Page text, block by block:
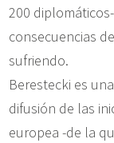
200
consecuencias
sufriendo.
Berestecki es
difusión de las
europea -de la